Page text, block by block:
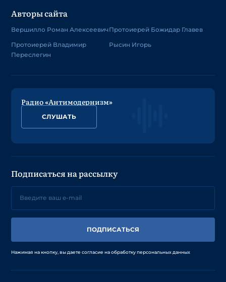
Авторы сайта
Вершилло Роман Алексеевич
Протоиерей Владимир
Переслегин
Протоиерей Божидар Главев
Рысин Игорь
Радио «Антимодернизм»
СЛУШАТЬ
Подписаться на рассылку
ПОДПИСАТЬСЯ
Нажимая на кнопку, вы даете согласие на обработку персональных данных